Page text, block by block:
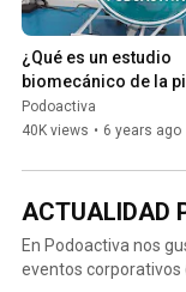
¿Qué es un estudio
biomecánico de la
de la marcha?
Podoactiva
40K views • 6 years ago
ACTUALIDAD
En Podoactiva nos
eventos corporativos